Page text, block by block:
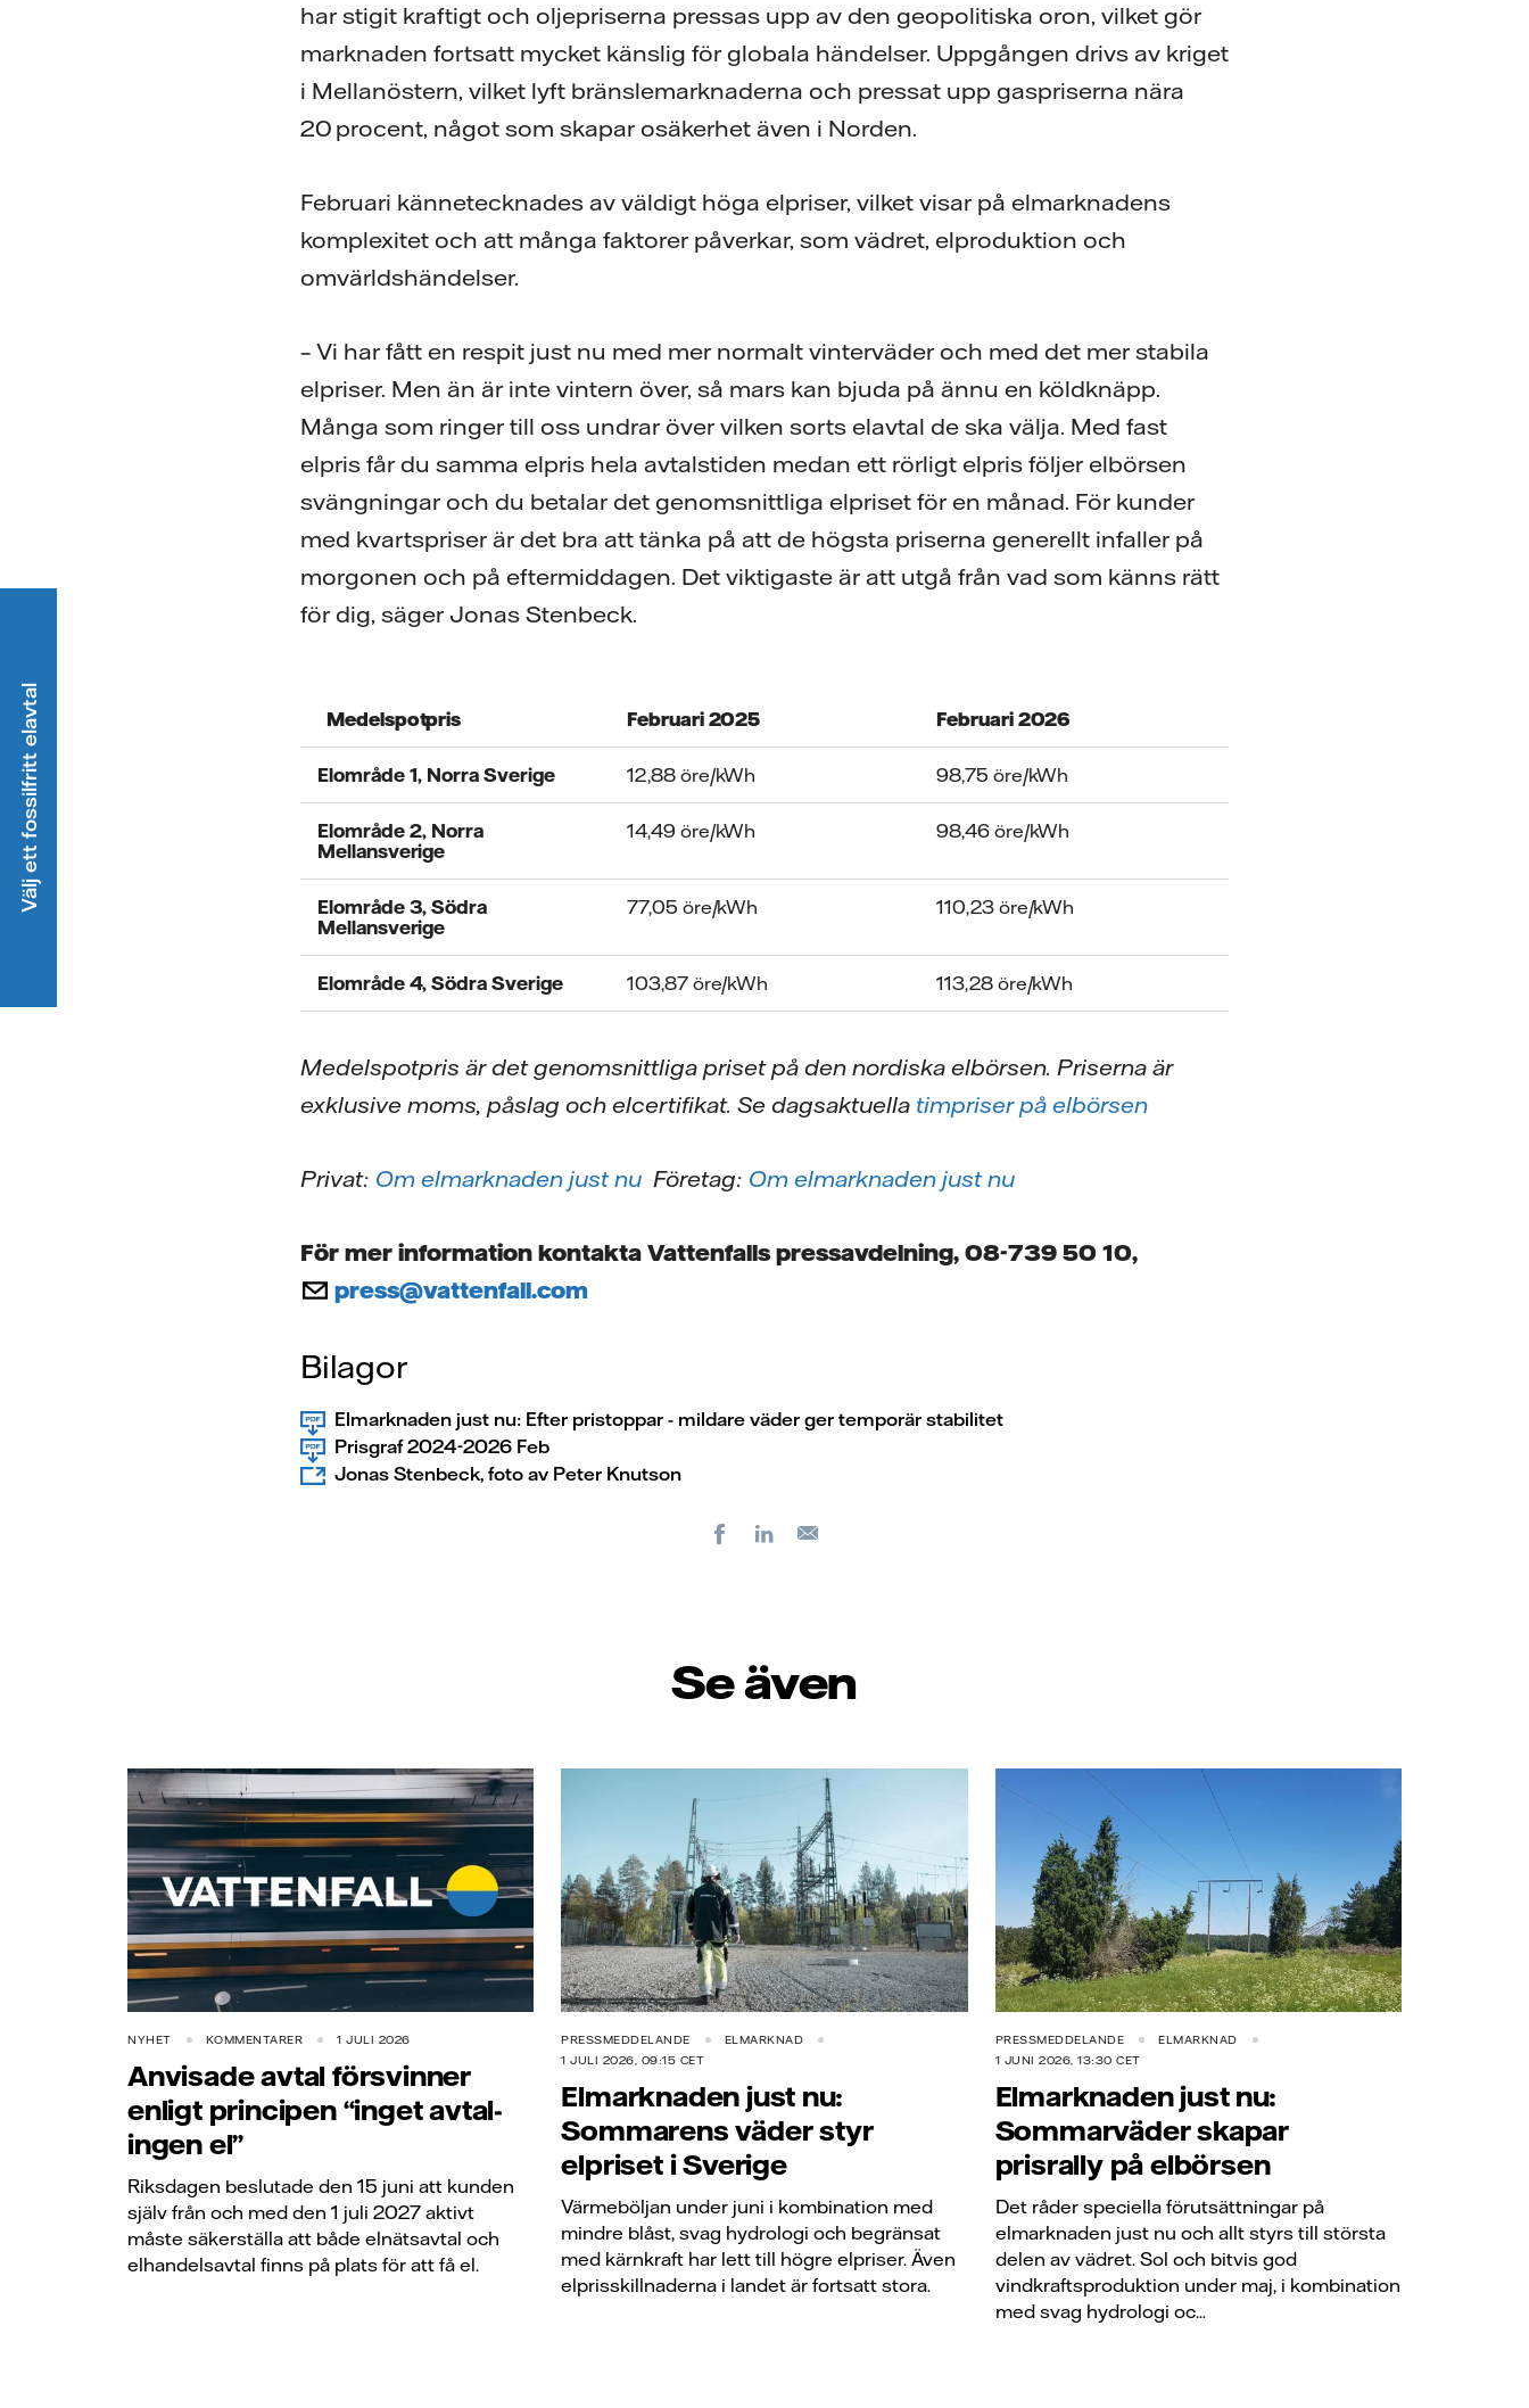
har stigit kraftigt och oljepriserna pressas upp av den geopolitiska oron, vilket gör
marknaden fortsatt mycket känslig för globala händelser. Uppgången drivs av kriget
i Mellanöstern, vilket lyft bränslemarknaderna och pressat upp gaspriserna nära
20 procent, något som skapar osäkerhet även i Norden.
Februari kännetecknades av väldigt höga elpriser, vilket visar på elmarknadens
komplexitet och att många faktorer påverkar, som vädret, elproduktion och
omvärldshändelser.
– Vi har fått en respit just nu med mer normalt vinterväder och med det mer stabila
elpriser. Men än är inte vintern över, så mars kan bjuda på ännu en köldknäpp.
Många som ringer till oss undrar över vilken sorts elavtal de ska välja. Med fast
elpris får du samma elpris hela avtalstiden medan ett rörligt elpris följer elbörsen
svängningar och du betalar det genomsnittliga elpriset för en månad. För kunder
med kvartspriser är det bra att tänka på att de högsta priserna generellt infaller på
morgonen och på eftermiddagen. Det viktigaste är att utgå från vad som känns rätt
för dig, säger Jonas Stenbeck.
Medelspotpris Februari 2025 Februari 2026
Elområde 1, Norra Sverige 12,88 öre/kWh 98,75 öre/kWh
Elområde 2, Norra
Mellansverige
14,49 öre/kWh 98,46 öre/kWh
Elområde 3, Södra
Mellansverige
77,05 öre/kWh 110,23 öre/kWh
Elområde 4, Södra Sverige 103,87 öre/kWh 113,28 öre/kWh
Medelspotpris är det genomsnittliga priset på den nordiska elbörsen. Priserna är
exklusive moms, påslag och elcertifikat. Se dagsaktuella timpriser på elbörsen
Privat: Om elmarknaden just nu Företag: Om elmarknaden just nu
För mer information kontakta Vattenfalls pressavdelning, 08-739 50 10,
press@vattenfall.com
Bilagor
Elmarknaden just nu: Efter pristoppar - mildare väder ger temporär stabilitet
Prisgraf 2024-2026 Feb
Jonas Stenbeck, foto av Peter Knutson
FacebookLinkedIn
Se även
NYHET KOMMENTARER 1 JULI 2026
Anvisade avtal försvinner
enligt principen “inget avtal-
ingen el”
Riksdagen beslutade den 15 juni att kunden
själv från och med den 1 juli 2027 aktivt
måste säkerställa att både elnätsavtal och
elhandelsavtal finns på plats för att få el.
PRESSMEDDELANDE
ELMARKNAD
1 JULI 2026, 09:15 CET
Elmarknaden just nu:
Sommarens väder styr
elpriset i Sverige
Värmeböljan under juni i kombination med
mindre blåst, svag hydrologi och begränsat
med kärnkraft har lett till högre elpriser. Även
elprisskillnaderna i landet är fortsatt stora.
PRESSMEDDELANDE
ELMARKNAD
1 JUNI 2026, 13:30 CET
Elmarknaden just nu:
Sommarväder skapar
prisrally på elbörsen
Det råder speciella förutsättningar på
elmarknaden just nu och allt styrs till största
delen av vädret. Sol och bitvis god
vindkraftsproduktion under maj, i kombination
med svag hydrologi oc...
Välj ett fossilfritt elavtal